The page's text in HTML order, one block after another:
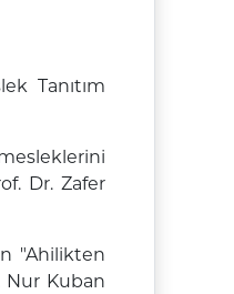
Tanıtım
Dr. Zafer
"Ahilikten
Nur Kuban